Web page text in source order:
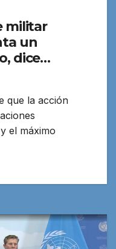
militar
un
dice
que la acción
el máximo